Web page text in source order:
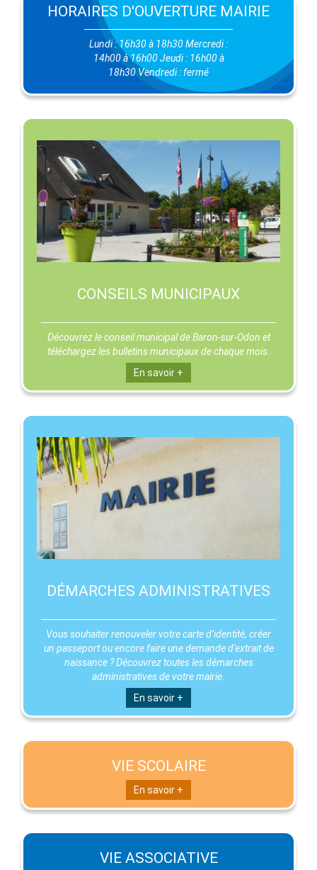
HORAIRES D'OUVERTURE MAIRIE
Lundi : 16h30 à 18h30 Mercredi :
14h00 à 16h00 Jeudi : 16h00 à
18h30 Vendredi : fermé
CONSEILS MUNICIPAUX
Découvrez le conseil municipal de Baron-sur-Odon et
téléchargez les bulletins municipaux de chaque mois.
En savoir +
DÉMARCHES ADMINISTRATIVES
Vous souhaiter renouveler votre carte d’identité, créer
un passeport ou encore faire une demande d'extrait de
naissance ? Découvrez toutes les démarches
administratives de votre mairie.
En savoir +
VIE SCOLAIRE
En savoir +
VIE ASSOCIATIVE